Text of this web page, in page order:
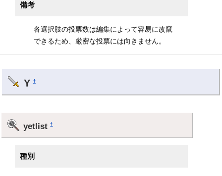
備考
各選択肢の投票数は編集によって容易に改竄
できるため、厳密な投票には向きません。
Y †
yetlist†
種別